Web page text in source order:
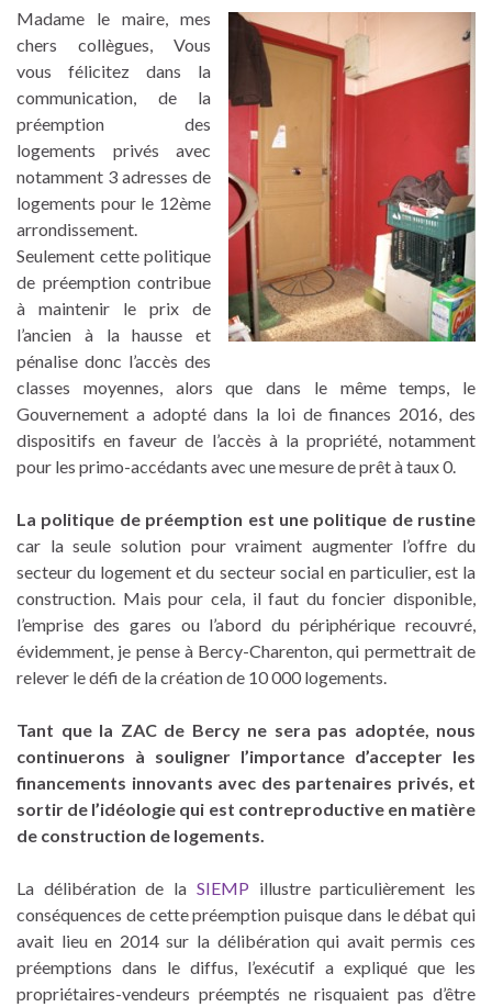
Madame le maire, mes
chers collègues, Vous
vous félicitez dans la
communication, de la
préemption des
logements privés avec
notamment 3 adresses de
logements pour le 12ème
arrondissement.
Seulement cette politique
de préemption contribue
à maintenir le prix de
l’ancien à la hausse et
pénalise donc l’accès des
classes moyennes, alors que dans le même temps, le
Gouvernement a adopté dans la loi de finances 2016, des
dispositifs en faveur de l’accès à la propriété, notamment
pour les primo-accédants avec une mesure de prêt à taux 0.
La politique de préemption est une politique de rustine
car la seule solution pour vraiment augmenter l’offre du
secteur du logement et du secteur social en particulier, est la
construction. Mais pour cela, il faut du foncier disponible,
l’emprise des gares ou l’abord du périphérique recouvré,
évidemment, je pense à Bercy-Charenton, qui permettrait de
relever le défi de la création de 10 000 logements.
Tant que la ZAC de Bercy ne sera pas adoptée, nous
continuerons à souligner l’importance d’accepter les
financements innovants avec des partenaires privés, et
sortir de l’idéologie qui est contreproductive en matière
de construction de logements.
La délibération de la SIEMP illustre particulièrement les
conséquences de cette préemption puisque dans le débat qui
avait lieu en 2014 sur la délibération qui avait permis ces
préemptions dans le diffus, l’exécutif a expliqué que les
propriétaires-vendeurs préemptés ne risquaient pas d’être